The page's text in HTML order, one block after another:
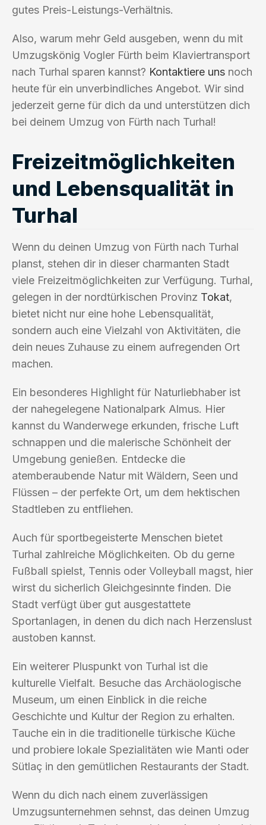
gutes Preis-Leistungs-Verhältnis.
Also, warum mehr Geld ausgeben, wenn du mit
Umzugskönig Vogler Fürth beim Klaviertransport
nach Turhal sparen kannst? Kontaktiere uns noch
heute für ein unverbindliches Angebot. Wir sind
jederzeit gerne für dich da und unterstützen dich
bei deinem Umzug von Fürth nach Turhal!
Freizeitmöglichkeiten
und Lebensqualität in
Turhal
Wenn du deinen Umzug von Fürth nach Turhal
planst, stehen dir in dieser charmanten Stadt
viele Freizeitmöglichkeiten zur Verfügung. Turhal,
gelegen in der nordtürkischen Provinz Tokat,
bietet nicht nur eine hohe Lebensqualität,
sondern auch eine Vielzahl von Aktivitäten, die
dein neues Zuhause zu einem aufregenden Ort
machen.
Ein besonderes Highlight für Naturliebhaber ist
der nahegelegene Nationalpark Almus. Hier
kannst du Wanderwege erkunden, frische Luft
schnappen und die malerische Schönheit der
Umgebung genießen. Entdecke die
atemberaubende Natur mit Wäldern, Seen und
Flüssen – der perfekte Ort, um dem hektischen
Stadtleben zu entfliehen.
Auch für sportbegeisterte Menschen bietet
Turhal zahlreiche Möglichkeiten. Ob du gerne
Fußball spielst, Tennis oder Volleyball magst, hier
wirst du sicherlich Gleichgesinnte finden. Die
Stadt verfügt über gut ausgestattete
Sportanlagen, in denen du dich nach Herzenslust
austoben kannst.
Ein weiterer Pluspunkt von Turhal ist die
kulturelle Vielfalt. Besuche das Archäologische
Museum, um einen Einblick in die reiche
Geschichte und Kultur der Region zu erhalten.
Tauche ein in die traditionelle türkische Küche
und probiere lokale Spezialitäten wie Manti oder
Sütlaç in den gemütlichen Restaurants der Stadt.
Wenn du dich nach einem zuverlässigen
Umzugsunternehmen sehnst, das deinen Umzug